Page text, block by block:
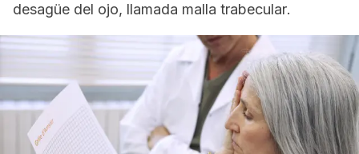
desagüe del ojo, llamada malla trabecular.